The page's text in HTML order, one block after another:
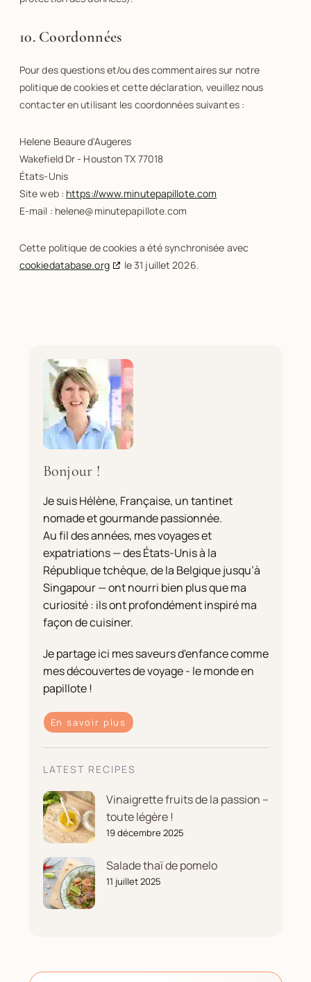
10. Coordonnées
Pour des questions et/ou des commentaires sur notre
politique de cookies et cette déclaration, veuillez nous
contacter en utilisant les coordonnées suivantes :
Helene Beaure d'Augeres
Wakefield Dr - Houston TX 77018
États-Unis
Site web : https://www.minutepapillote.com
E-mail : helene@minutepapillote.com
Cette politique de cookies a été synchronisée avec
cookiedatabase.org
le 31 juillet 2026.
Bonjour !
Je suis Hélène, Française, un tantinet
nomade et gourmande passionnée.
Au fil des années, mes voyages et
expatriations — des États-Unis à la
République tchèque, de la Belgique jusqu’à
Singapour — ont nourri bien plus que ma
curiosité : ils ont profondément inspiré ma
façon de cuisiner.
Je partage ici mes saveurs d'enfance comme
mes découvertes de voyage - le monde en
papillote !
En savoir plus
LATEST RECIPES
Vinaigrette fruits de la passion –
toute légère !
19 décembre 2025
Salade thaï de pomelo
11 juillet 2025